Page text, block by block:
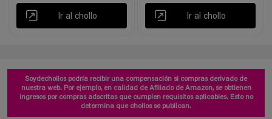
Ir al chollo Ir al chollo
Soydechollos podría recibir una compensación si compras derivado de
nuestra web. Por ejemplo, en calidad de Afiliado de Amazon, se obtienen
ingresos por compras adscritas que cumplen requisitos aplicables. Esto no
determina que chollos se publican.